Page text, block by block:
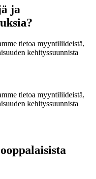
ja
tietoa myyntiliideistä,
kehityssuunnista
tietoa myyntiliideistä,
kehityssuunnista